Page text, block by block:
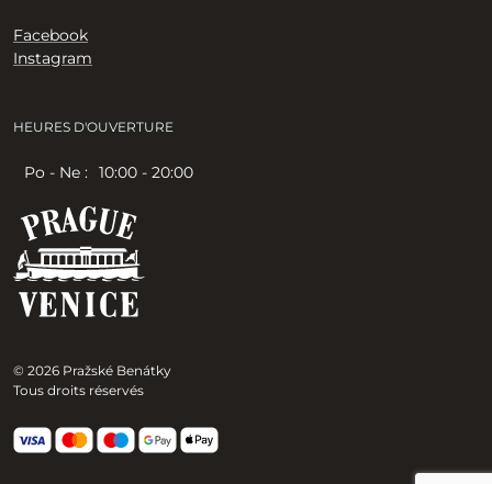
© 2026 Pražské Benátky
Tous droits réservés
Facebook
Instagram
HEURES D'OUVERTURE
Po - Ne : 10:00 - 20:00